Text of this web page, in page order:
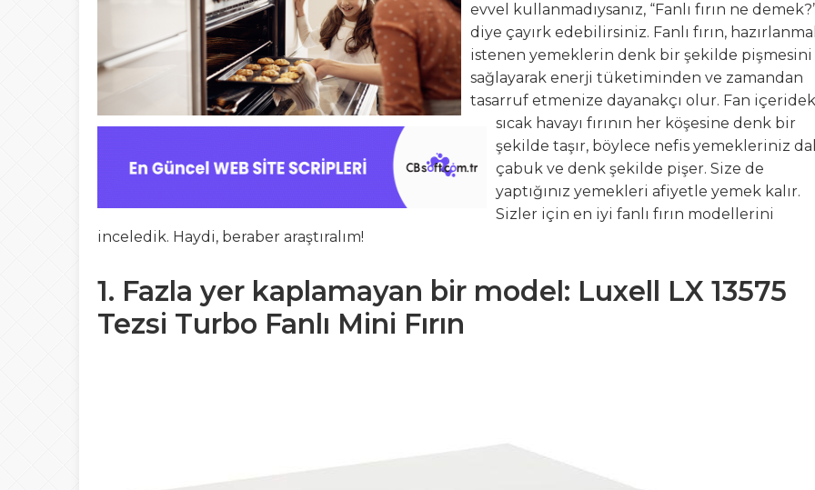
evvel kullanmadıysanız, “Fanlı fırın ne
diye çayırk edebilirsiniz. Fanlı fırın,
istenen yemeklerin denk bir şekilde pişmesini
sağlayarak enerji tüketiminden ve zamandan
tasarruf etmenize dayanakçı olur. Fan
sıcak havayı fırının her köşesine denk bir
şekilde taşır, böylece nefis yemekleriniz
çabuk ve denk şekilde pişer. Size de
yaptığınız yemekleri afiyetle yemek kalır.
Sizler için en iyi fanlı fırın modellerini
inceledik. Haydi, beraber araştıralım!
1. Fazla yer kaplamayan bir model: Luxell LX 13575
Tezsi Turbo Fanlı Mini Fırın